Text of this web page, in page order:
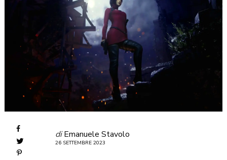
di Emanuele Stavolo
26 SETTEMBRE 2023